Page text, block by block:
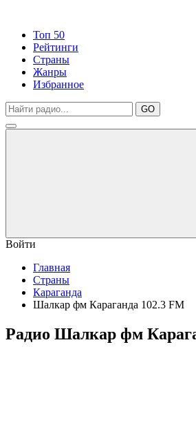
Топ 50
Рейтинги
Страны
Жанры
Избранное
GO
Войти
Главная
Страны
Караганда
Шалкар фм Караганда 102.3 FM
Радио Шалкар фм